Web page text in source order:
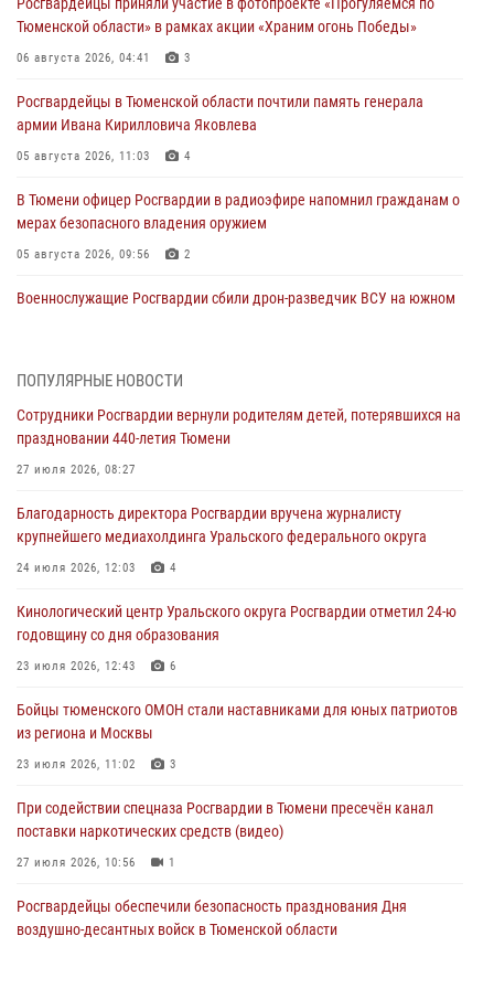
Тюменской области» в рамках акции «Храним огонь Победы»
06 августа 2026, 04:41 3
Росгвардейцы в Тюменской области почтили память генерала
армии Ивана Кирилловича Яковлева
05 августа 2026, 11:03 4
В Тюмени офицер Росгвардии в радиоэфире напомнил гражданам о
мерах безопасного владения оружием
05 августа 2026, 09:56 2
Военнослужащие Росгвардии сбили дрон-разведчик ВСУ на южном
масштабных спортивных событий на Урале
05 августа 2026, 05:22
виновника ДТП
05 августа 2026, 05:15
труженицу тыла из Тюмени
04 августа 2026, 11:07
условиях в Тюменской области (видео)
04 августа 2026, 06:28
ПОПУЛЯРНЫЕ НОВОСТИ
Сотрудники Росгвардии вернули родителям детей, потерявшихся на
праздновании 440-летия Тюмени
27 июля 2026, 08:27
Благодарность директора Росгвардии вручена журналисту
крупнейшего медиахолдинга Уральского федерального округа
24 июля 2026, 12:03 4
Кинологический центр Уральского округа Росгвардии отметил 24-ю
годовщину со дня образования
23 июля 2026, 12:43 6
Бойцы тюменского ОМОН стали наставниками для юных патриотов
из региона и Москвы
23 июля 2026, 11:02 3
При содействии спецназа Росгвардии в Тюмени пресечён канал
поставки наркотических средств (видео)
27 июля 2026, 10:56 1
Росгвардейцы обеспечили безопасность празднования Дня
воздушно-десантных войск в Тюменской области